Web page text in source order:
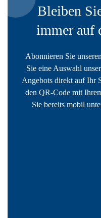
Bleiben
immer auf
Abonnieren Sie
Sie eine Auswahl
Angebots direkt auf Ihr
den QR-Code mit
Sie bereits mobil